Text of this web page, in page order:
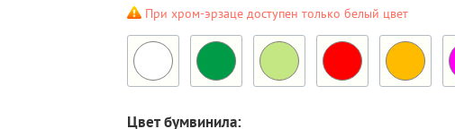
При хром-эрзаце доступен только белый цвет
Цвет бумвинила: